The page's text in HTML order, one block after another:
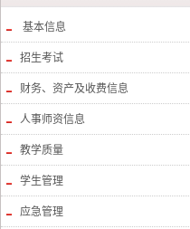
基本信息
招生考试
财务、资产及收费信息
人事师资信息
教学质量
学生管理
应急管理